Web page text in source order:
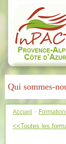
Qui sommes-
Accueil >
<<Toutes les